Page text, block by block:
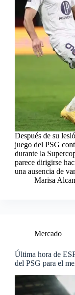
Después de su
juego del PSG
durante la
parece dirigirse
una ausencia de
Marisa
Mercado
Última hora de
del PSG para el